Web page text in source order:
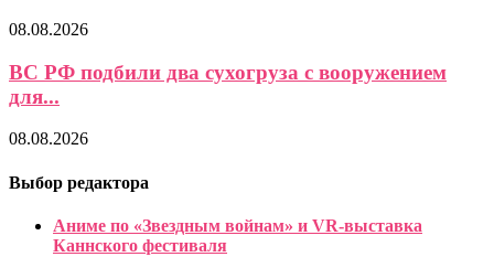
08.08.2026
ВС РФ подбили два сухогруза с вооружением
для...
08.08.2026
Выбор редактора
Аниме по «Звездным войнам» и VR-выставка
Каннского фестиваля